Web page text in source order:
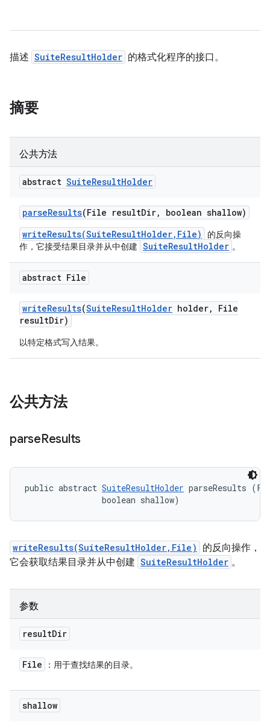
描述 SuiteResultHolder 的格式化程序的接口。
摘要
公共方法
abstract SuiteResultHolder
parseResults(File resultDir,
boolean shallow)
writeResults(SuiteResultHolder,File)
的反向操
作，它接受结果目录并从中创建 SuiteResultHolder 。
abstract File
writeResults(SuiteResultHolder holder,
File
resultDir)
以特定格式写入结果。
公共方法
parseResults
public abstract SuiteResultHolder parseResults
                boolean shallow)
writeResults(SuiteResultHolder,File)
的反向操作，
它会获取结果目录并从中创建 SuiteResultHolder 。
参数
resultDir
File ：用于查找结果的目录。
shallow